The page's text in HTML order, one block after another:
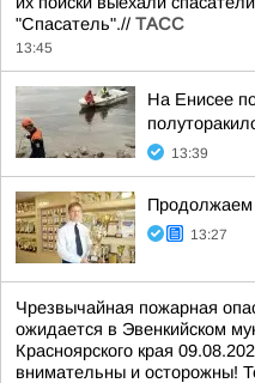
"Спасатель".// ТАСС
13:45
На Енисее
13:39
Продолжаем
13:27
Чрезвычайная пожарная
ожидается в Эвенкийском
Красноярского края
внимательны и осторожны!